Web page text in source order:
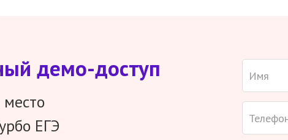
демо-доступ
ЕГЭ